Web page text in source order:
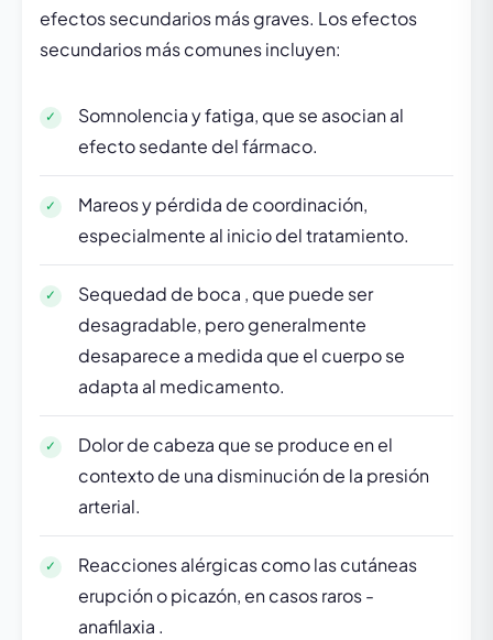
efectos secundarios más graves. Los efectos
secundarios más comunes incluyen:
Somnolencia y fatiga, que se asocian al
efecto sedante del fármaco.
Mareos y pérdida de coordinación,
especialmente al inicio del tratamiento.
Sequedad de boca , que puede ser
desagradable, pero generalmente
desaparece a medida que el cuerpo se
adapta al medicamento.
Dolor de cabeza que se produce en el
contexto de una disminución de la presión
arterial.
Reacciones alérgicas como las cutáneas
erupción o picazón, en casos raros -
anafilaxia .